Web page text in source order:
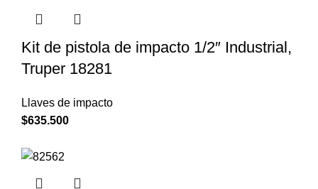
Kit de pistola de impacto 1/2″ Industrial,
Truper 18281
Llaves de impacto
$635.500